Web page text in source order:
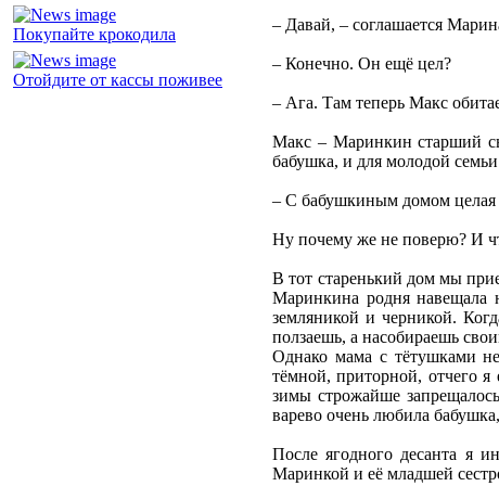
Покупайте крокодила
Отойдите от кассы поживее
– Давай, – соглашается
– Конечно. Он ещё цел?
– Ага. Там теперь Макс
Макс – Маринкин старший
бабушка, и для молодой
– С бабушкиным домом целая
Ну почему же не поверю? И
В тот старенький дом мы
Маринкина родня навещала
земляникой и черникой.
ползаешь, а насобираешь
Однако мама с тётушками
тёмной, приторной, отчего
зимы строжайше
варево очень любила
После ягодного десанта я
Маринкой и её младшей